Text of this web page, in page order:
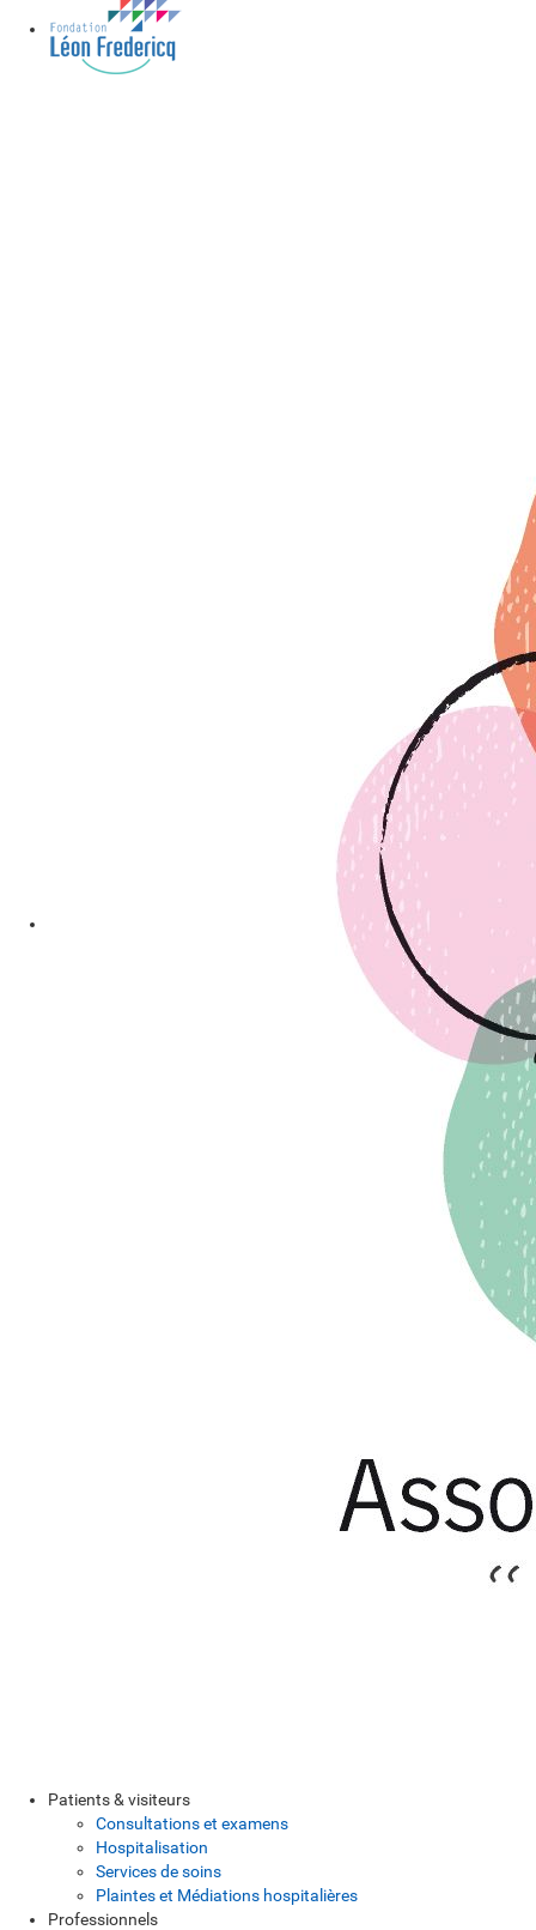
Patients & visiteurs
Consultations et examens
Hospitalisation
Services de soins
Plaintes et Médiations hospitalières
Professionnels